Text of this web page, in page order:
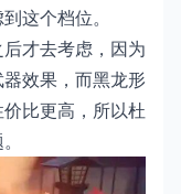
这个档位。
才去考虑，因为
效果，而黑龙形
比更高，所以杜